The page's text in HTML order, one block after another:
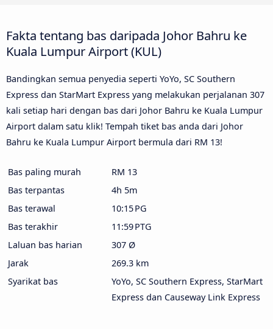
Fakta tentang bas daripada Johor Bahru ke
Kuala Lumpur Airport (KUL)
Bandingkan semua penyedia seperti YoYo, SC Southern
Express dan StarMart Express yang melakukan perjalanan 307
kali setiap hari dengan bas dari Johor Bahru ke Kuala Lumpur
Airport dalam satu klik! Tempah tiket bas anda dari Johor
Bahru ke Kuala Lumpur Airport bermula dari RM 13!
Bas paling murah
RM 13
Bas terpantas
4h 5m
Bas terawal
10:15 PG
Bas terakhir
11:59 PTG
Laluan bas harian
307 Ø
Jarak
269.3 km
Syarikat bas
YoYo, SC Southern Express, StarMart
Express dan Causeway Link Express